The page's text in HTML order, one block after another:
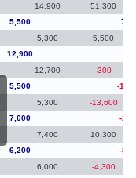
14,900 51,300
5,500
5,300 5,500
12,900
12,700 -300
5,500
-
5,300 -13,600
7,600
-
7,400 10,300
6,200
-
6,000 -4,300